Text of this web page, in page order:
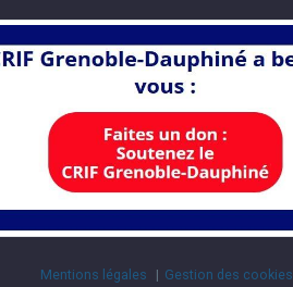
Mentions légales Gestion des cookies